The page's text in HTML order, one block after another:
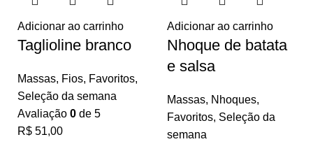
Adicionar ao carrinho
Taglioline branco
Massas, Fios, Favoritos,
Seleção da semana
Avaliação 0 de 5
R$ 51,00
Adicionar ao carrinho
Nhoque de batata
e salsa
Massas, Nhoques,
Favoritos, Seleção da
semana